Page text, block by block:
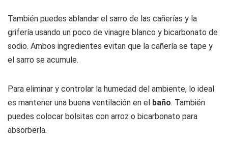
También puedes ablandar el sarro de las cañerías y la
grifería usando un poco de vinagre blanco y bicarbonato de
sodio. Ambos ingredientes evitan que la cañería se tape y
el sarro se acumule.
Para eliminar y controlar la humedad del ambiente, lo ideal
es mantener una buena ventilación en el baño. También
puedes colocar bolsitas con arroz o bicarbonato para
absorberla.